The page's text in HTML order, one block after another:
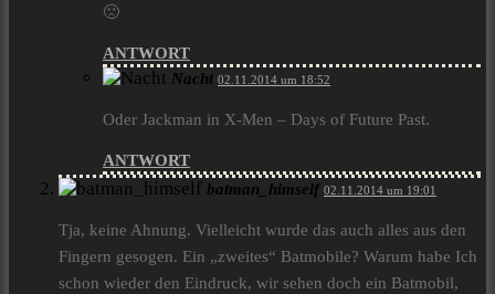
🙁
ANTWORT
Nacht 02.11.2014 um 18:52
Oder Jackman in X-Men – Days of Future Past.
ANTWORT
batman_himself 02.11.2014 um 19:01
Tja, keine Ahnung. Vielleicht wurde das auch alles aus den
Fingern gesogen. Ein „zweites“ Batmobile? Warum habe Ich
schon wieder den Eindruck, wir sehen doch ein Batmobil,